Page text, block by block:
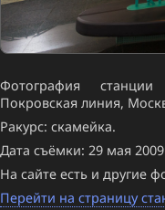
Фотография станции
Покровская линия,
Ракурс: скамейка.
Дата съёмки: 29 мая
На сайте есть и другие
Перейти на страницу